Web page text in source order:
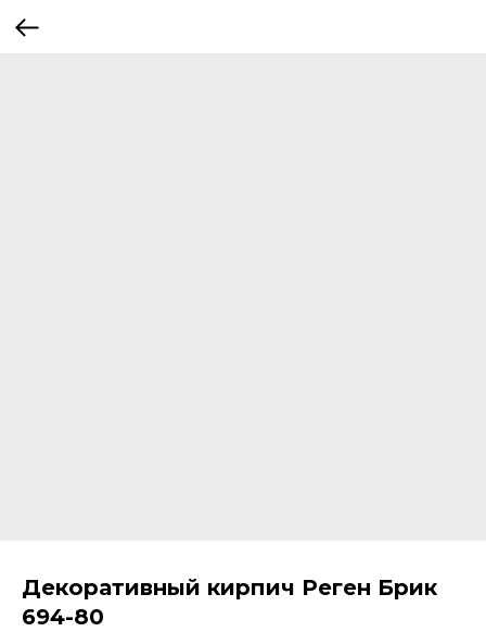
Декоративный кирпич Реген Брик
694-80